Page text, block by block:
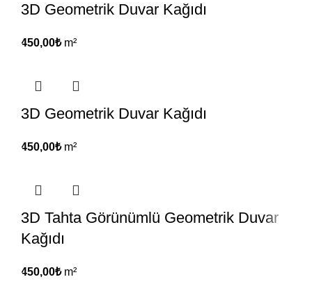
3D Geometrik Duvar Kağıdı
450,00₺m²
3D Geometrik Duvar Kağıdı
450,00₺m²
3D Tahta Görünümlü Geometrik Duvar
Kağıdı
450,00₺m²